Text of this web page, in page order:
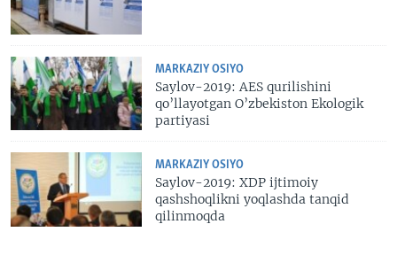
MARKAZIY OSIYO
Saylov-2019: AES qurilishini
qo’llayotgan O’zbekiston Ekologik
partiyasi
MARKAZIY OSIYO
Saylov-2019: XDP ijtimoiy
qashshoqlikni yoqlashda tanqid
qilinmoqda